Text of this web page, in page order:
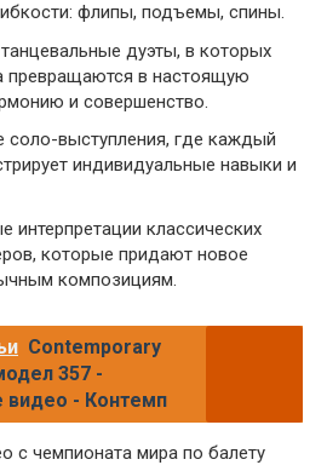
флипы, подъемы, спины.
дуэты, в которых
превращаются в настоящую
и совершенство.
соло-выступления, где каждый
индивидуальные навыки и
интерпретации классических
которые придают новое
композициям.
Contemporary
357 -
видео - Контемп
с чемпионата мира по балету